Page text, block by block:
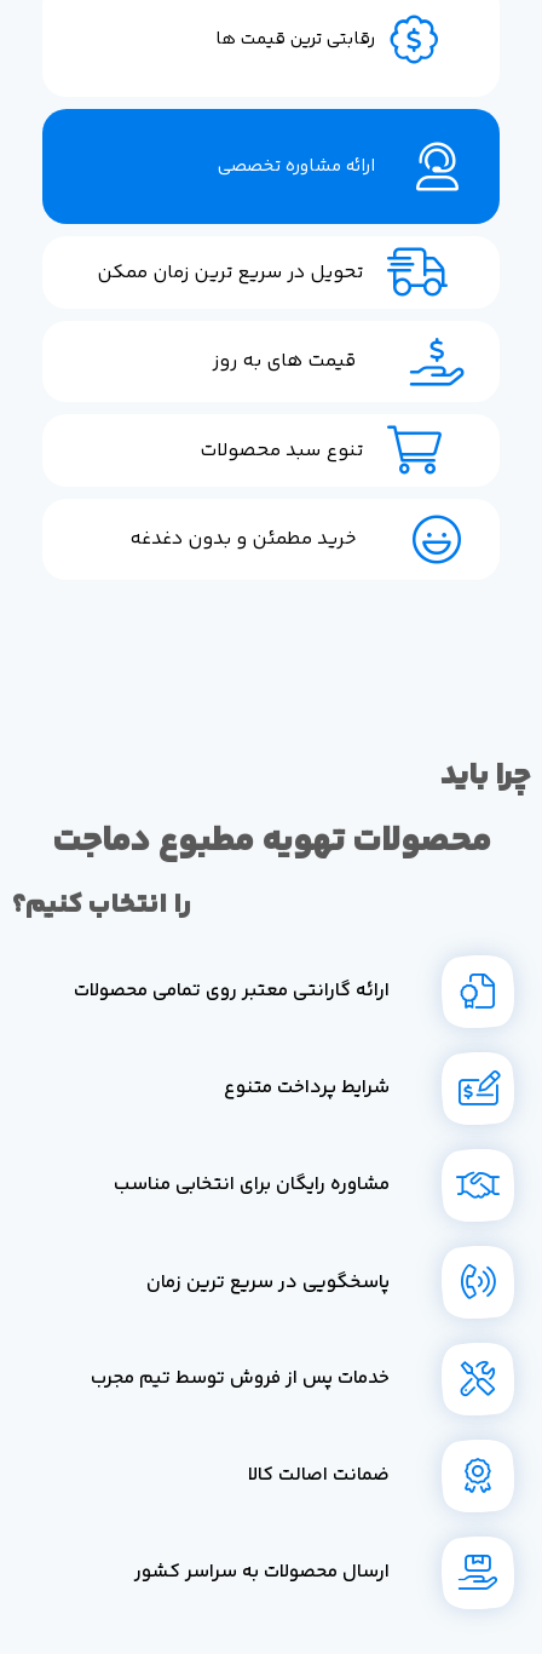
رقابتی ترین قیمت ها
ارائه مشاوره تخصصی
تحویل در سریع ترین زمان ممکن
قیمت های به روز
تنوع سبد محصولات
خرید مطمئن و بدون دغدغه
چرا باید
محصولات تهویه مطبوع دماجت
را انتخاب کنیم؟
ارائه گارانتی معتبر روی تمامی محصولات
شرایط پرداخت متنوع
مشاوره رایگان برای انتخابی مناسب
پاسخگویی در سریع ترین زمان
خدمات پس از فروش توسط تیم مجرب
ضمانت اصالت کالا
ارسال محصولات به سراسر کشور